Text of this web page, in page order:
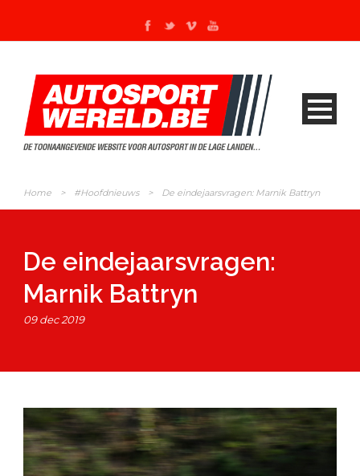
Home > #Hoofdnieuws > De eindejaarsvragen: Marnik Battryn
De eindejaarsvragen:
Marnik Battryn
09 dec 2019